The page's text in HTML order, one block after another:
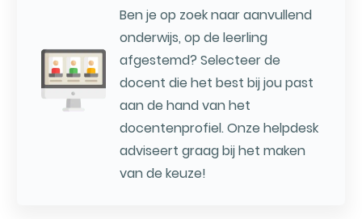
Ben je op zoek naar aanvullend
onderwijs, op de leerling
afgestemd? Selecteer de
docent die het best bij jou past
aan de hand van het
docentenprofiel. Onze helpdesk
adviseert graag bij het maken
van de keuze!